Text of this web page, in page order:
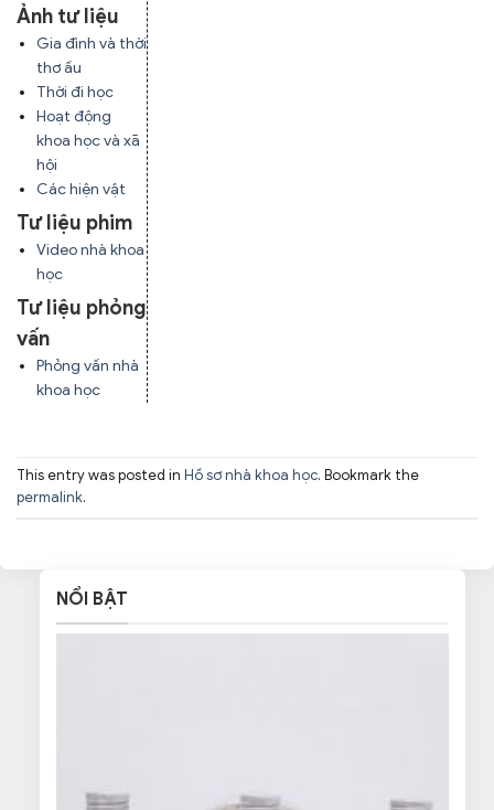
Ảnh tư liệu
Gia đình và thời
thơ ấu
Thời đi học
Hoạt động
khoa học và xã
hội
Các hiện vật
Tư liệu phim
Video nhà khoa
học
Tư liệu phỏng
vấn
Phỏng vấn nhà
khoa học
This entry was posted in Hồ sơ nhà khoa học. Bookmark the
permalink.
NỔI BẬT